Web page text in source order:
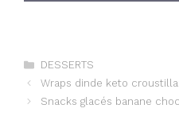
Catégories
DESSERTS
Wraps dinde keto
Snacks glacés banane